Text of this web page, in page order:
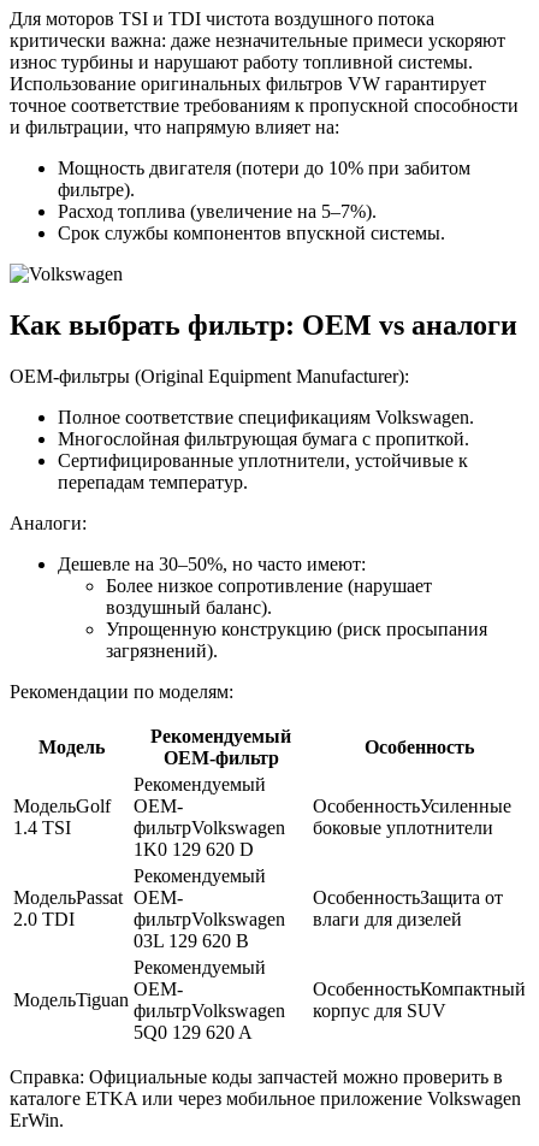
Для моторов TSI и TDI чистота воздушного потока
критически важна: даже незначительные примеси ускоряют
износ турбины и нарушают работу топливной системы.
Использование оригинальных фильтров VW гарантирует
точное соответствие требованиям к пропускной способности
и фильтрации, что напрямую влияет на:
Мощность двигателя (потери до 10% при забитом
фильтре).
Расход топлива (увеличение на 5–7%).
Срок службы компонентов впускной системы.
Как выбрать фильтр: OEM vs аналоги
OEM-фильтры (Original Equipment Manufacturer):
Полное соответствие спецификациям Volkswagen.
Многослойная фильтрующая бумага с пропиткой.
Сертифицированные уплотнители, устойчивые к
перепадам температур.
Аналоги:
Дешевле на 30–50%, но часто имеют:
Более низкое сопротивление (нарушает
воздушный баланс).
Упрощенную конструкцию (риск просыпания
загрязнений).
Рекомендации по моделям:
Модель
Рекомендуемый
OEM-фильтр
Особенность
МодельGolf
1.4 TSI
Рекомендуемый
OEM-
фильтрVolkswagen
1K0 129 620 D
ОсобенностьУсиленные
боковые уплотнители
МодельPassat
2.0 TDI
Рекомендуемый
OEM-
фильтрVolkswagen
03L 129 620 B
ОсобенностьЗащита от
влаги для дизелей
МодельTiguan
Рекомендуемый
OEM-
фильтрVolkswagen
5Q0 129 620 A
ОсобенностьКомпактный
корпус для SUV
Справка: Официальные коды запчастей можно проверить в
каталоге ETKA или через мобильное приложение Volkswagen
ErWin.